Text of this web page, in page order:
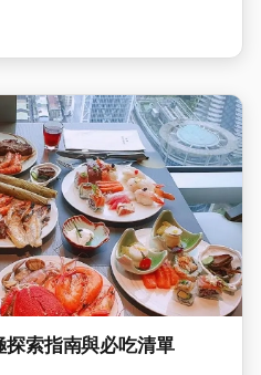
索指南與必吃清單